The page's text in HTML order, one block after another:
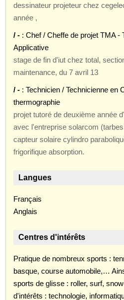
dessinateur projeteur chez
année ,
/ - : Chef / Cheffe de projet TMA -
Applicative
stage de fin d'iut chez total,
maintenance, du 7 avril 13
/ - : Technicien / Technicienne en
thermographie
projet tutoré de deuxième année
avec l'entreprise solarcom
capteur solaire cylindro
frigorifique absorption.
Langues
Français
Anglais
Centres d'intérêts
Pratique de nombreux sports :
basque, course automobile,…
sports de glisse : roller, surf,
d'intérêts : technologie,